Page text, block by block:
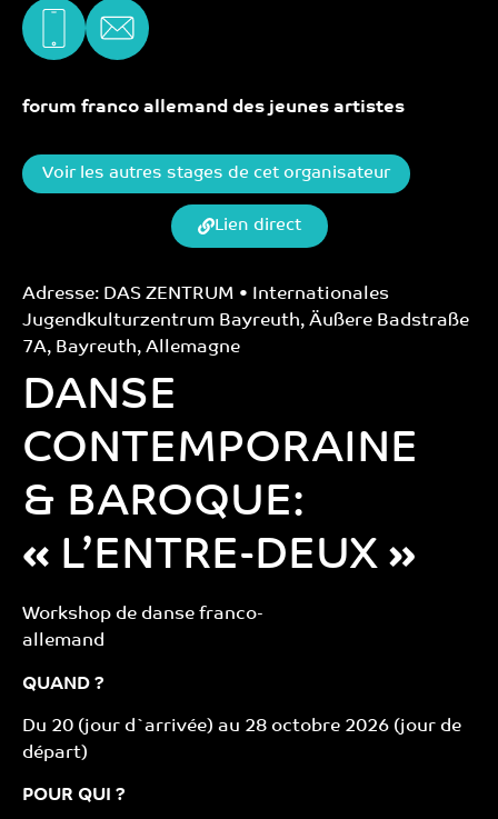
forum franco allemand des jeunes artistes
Voir les autres stages de cet organisateur
Lien direct
Adresse: DAS ZENTRUM • Internationales
Jugendkulturzentrum Bayreuth, Äußere Badstraße
7A, Bayreuth, Allemagne
DANSE
CONTEMPORAINE
& BAROQUE:
« L’ENTRE-DEUX »
Workshop de danse franco-
allemand
QUAND ?
Du 20 (jour d`arrivée) au 28 octobre 2026 (jour de
départ)
POUR QUI ?